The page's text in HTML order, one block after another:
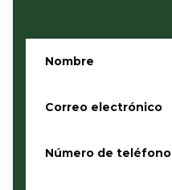
Nombre
Correo electrónico
Número de teléfono